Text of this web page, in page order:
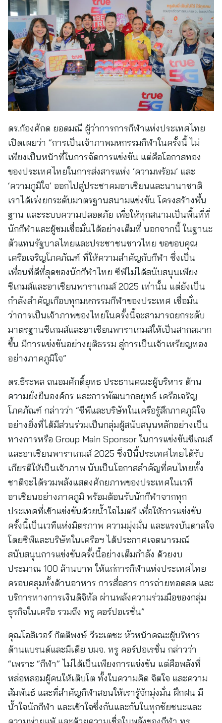
ดร.ก้องศักด ยอดมณี ผู้ว่าการการกีฬาแห่งประเทศไทย
เปิดเผยว่า “การเป็นเจ้าภาพมหกรรมกีฬาในครั้งนี้ ไม่
เพียงเป็นหน้าที่ในการจัดการแข่งขัน แต่คือโอกาสทอง
ของประเทศไทยในการส่งสารแห่ง ‘ความพร้อม’ และ
‘ความภูมิใจ’ ออกไปสู่ประชาคมอาเซียนและนานาชาติ
เราได้เร่งยกระดับมาตรฐานสนามแข่งขัน โครงสร้างพื้น
ฐาน และระบบความปลอดภัย เพื่อให้ทุกสนามเป็นพื้นที่ที่
นักกีฬาและผู้ชมเชื่อมั่นได้อย่างเต็มที่ นอกจากนี้ ในฐานะ
ตัวแทนรัฐบาลไทยและประชาชนชาวไทย ขอขอบคุณ
เครือเจริญโภคภัณฑ์ ที่ให้ความสำคัญกับกีฬา ซึ่งเป็น
เพื่อนที่ดีที่สุดของนักกีฬาไทย ซีพีไม่ได้สนับสนุนเพียง
ซีเกมส์และอาเซียนพาราเกมส์ 2025 เท่านั้น แต่ยังเป็น
กำลังสำคัญเกือบทุกมหกรรมกีฬาของประเทศ เชื่อมั่น
ว่าการเป็นเจ้าภาพของไทยในครั้งนี้จะสามารถยกระดับ
มาตรฐานซีเกมส์และอาเซียนพาราเกมส์ให้เป็นสากลมาก
ขึ้น มีการแข่งขันอย่างยุติธรรม สู่การเป็นเจ้าเหรียญทอง
อย่างภาคภูมิใจ”
ดร.ธีระพล ถนอมศักดิ์ยุทธ ประธานคณะผู้บริหาร ด้าน
ความยั่งยืนองค์กร และการพัฒนากลยุทธ์ เครือเจริญ
โภคภัณฑ์ กล่าวว่า “ซีพีและบริษัทในเครือรู้สึกภาคภูมิใจ
อย่างยิ่งที่ได้มีส่วนร่วมเป็นกลุ่มผู้สนับสนุนหลักอย่างเป็น
ทางการหรือ Group Main Sponsor ในการแข่งขันซีเกมส์
และอาเซียนพาราเกมส์ 2025 ซึ่งปีนี้ประเทศไทยได้รับ
เกียรติให้เป็นเจ้าภาพ นับเป็นโอกาสสำคัญที่คนไทยทั้ง
ชาติจะได้รวมพลังแสดงศักยภาพของประเทศในเวที
อาเซียนอย่างภาคภูมิ พร้อมต้อนรับนักกีฬาจากทุก
ประเทศที่เข้าแข่งขันด้วยน้ำใจไมตรี เพื่อให้การแข่งขัน
ครั้งนี้เป็นเวทีแห่งมิตรภาพ ความมุ่งมั่น และแรงบันดาลใจ
โดยซีพีและบริษัทในเครือฯ ได้ประกาศเจตนารมณ์
สนับสนุนการแข่งขันครั้งนี้อย่างเต็มกำลัง ด้วยงบ
ประมาณ 100 ล้านบาท ให้แก่การกีฬาแห่งประเทศไทย
ครอบคลุมทั้งด้านอาหาร การสื่อสาร การถ่ายทอดสด และ
บริการทางการเงินดิจิทัล ผ่านพลังความร่วมมือของกลุ่ม
ธุรกิจในเครือ รวมถึง ทรู คอร์ปอเรชั่น”
คุณโอลิเวอร์ กิตติพงษ์ วีระเตชะ หัวหน้าคณะผู้บริหาร
ด้านแบรนด์และมีเดีย บมจ. ทรู คอร์ปอเรชั่น กล่าวว่า
“เพราะ “กีฬา” ไม่ได้เป็นเพียงการแข่งขัน แต่คือพลังที่
หล่อหลอมผู้คนให้เติบโต ทั้งในความคิด จิตใจ และความ
สัมพันธ์ และที่สำคัญกีฬาสอนให้เรารู้จักมุ่งมั่น ฝึกฝน มี
น้ำใจนักกีฬา และเข้าใจซึ่งกันและกันในทุกชัยชนะและ